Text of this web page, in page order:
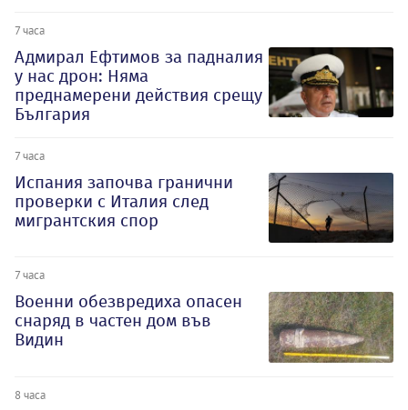
7 часа
Адмирал Ефтимов за падналия
у нас дрон: Няма
преднамерени действия срещу
България
7 часа
Испания започва гранични
проверки с Италия след
мигрантския спор
7 часа
Военни обезвредиха опасен
снаряд в частен дом във
Видин
8 часа